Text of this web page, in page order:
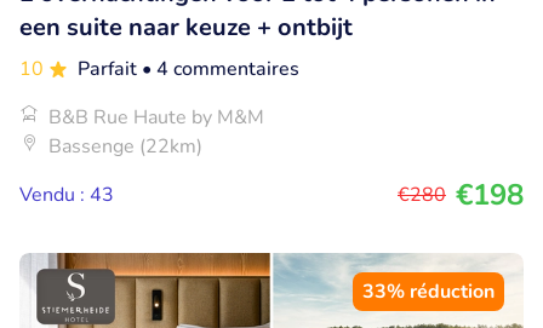
een suite naar keuze + ontbijt
10 Parfait • 4 commentaires
B&B Rue Haute by M&M
Bassenge (22km)
Vendu : 43
€280 €198
33% réduction